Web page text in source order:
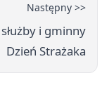
Następny >>
i gminny
Dzień Strażaka